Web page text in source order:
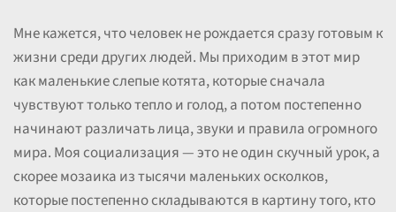
Мне кажется, что человек не рождается сразу готовым к
жизни среди других людей. Мы приходим в этот мир
как маленькие слепые котята, которые сначала
чувствуют только тепло и голод, а потом постепенно
начинают различать лица, звуки и правила огромного
мира. Моя социализация — это не один скучный урок, а
скорее мозаика из тысячи маленьких осколков,
которые постепенно складываются в картину того, кто